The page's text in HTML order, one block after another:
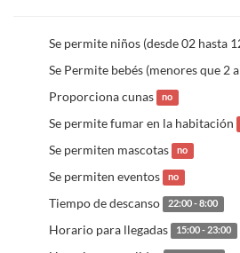
Se permite niños (desde 02 hasta
Se Permite bebés (menores que 2
Proporciona cunas no
Se permite fumar en la habitación
Se permiten mascotas no
Se permiten eventos no
Tiempo de descanso 22:00 - 8:00
Horario para llegadas 15:00 - 23:00